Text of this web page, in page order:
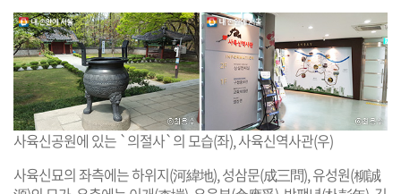
사육신공원에 있는 `의절사`의 모습(좌), 사육신역사관(우)
사육신묘의 좌측에는 하위지(河緯地), 성삼문(成三問), 유성원(柳誠